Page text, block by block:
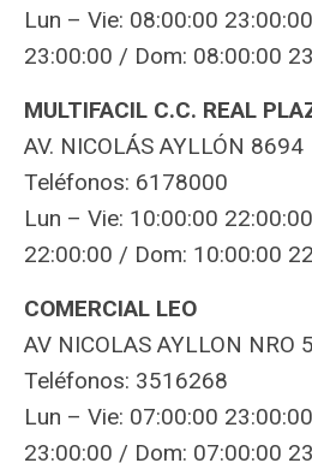
Lun – Vie: 08:00:00
23:00:00 / Dom: 08:00:00
MULTIFACIL C.C. REAL
AV. NICOLÁS AYLLÓN 8694
Teléfonos: 6178000
Lun – Vie: 10:00:00
22:00:00 / Dom: 10:00:00
COMERCIAL LEO
AV NICOLAS AYLLON NRO
Teléfonos: 3516268
Lun – Vie: 07:00:00
23:00:00 / Dom: 07:00:00